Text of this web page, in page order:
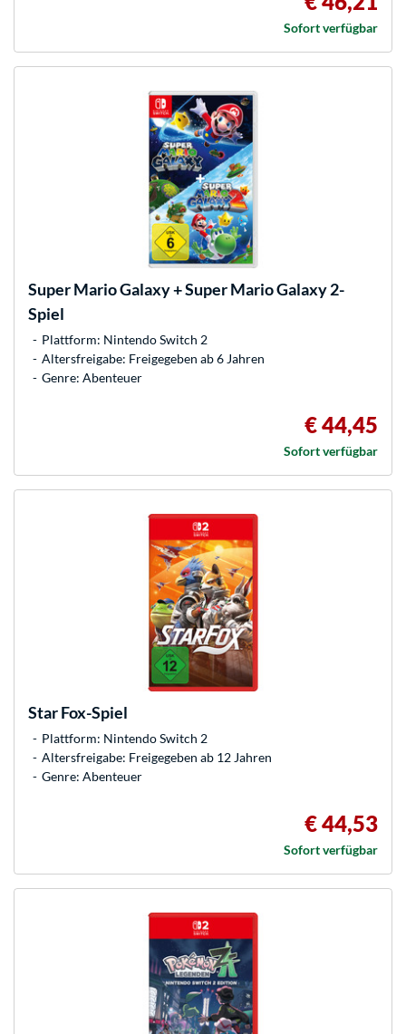
Sofort verfügbar
Super Mario Galaxy + Super Mario Galaxy 2-
Spiel
Plattform: Nintendo Switch 2
Altersfreigabe: Freigegeben ab 6 Jahren
Genre: Abenteuer
€ 44,45
Sofort verfügbar
Star Fox-Spiel
Plattform: Nintendo Switch 2
Altersfreigabe: Freigegeben ab 12 Jahren
Genre: Abenteuer
€ 44,53
Sofort verfügbar